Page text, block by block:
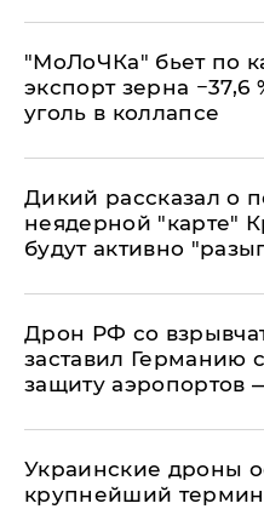
​"МоЛоЧКа" бьет по
экспорт зерна −37,6
уголь в коллапсе
Дикий рассказал о
неядерной "карте"
будут активно
​Дрон РФ со
заставил Германию
защиту аэропортов
Украинские дроны
крупнейший